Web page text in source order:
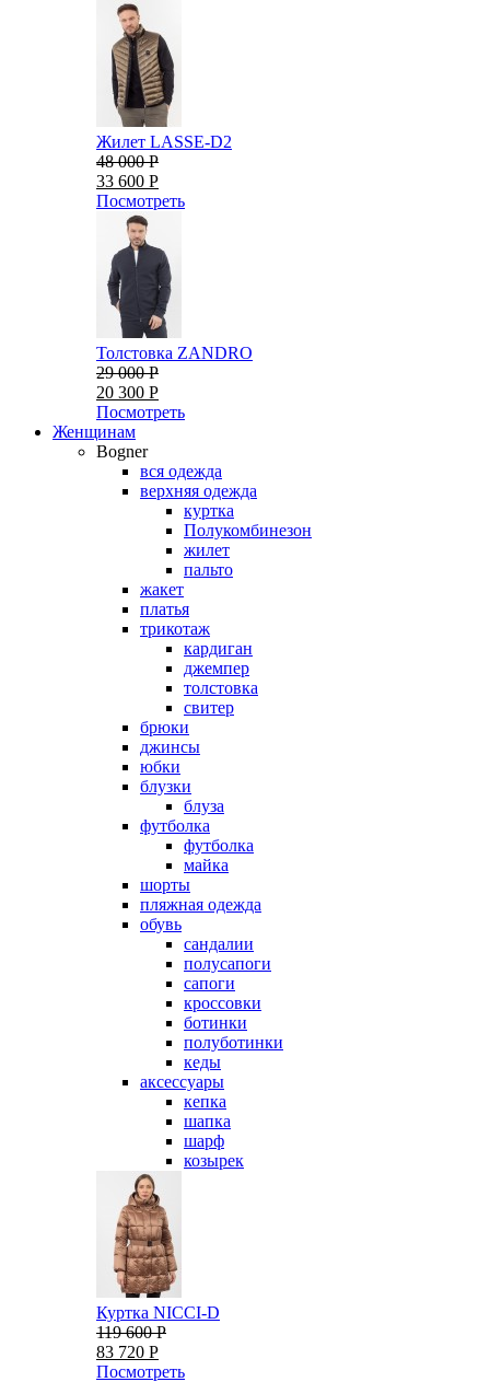
Жилет LASSE-D2
48 000 Р
33 600 Р
Посмотреть
Толстовка ZANDRO
29 000 Р
20 300 Р
Посмотреть
Женщинам
Bogner
вся одежда
верхняя одежда
куртка
Полукомбинезон
жилет
пальто
жакет
платья
трикотаж
кардиган
джемпер
толстовка
свитер
брюки
джинсы
юбки
блузки
блуза
футболка
футболка
майка
шорты
пляжная одежда
oбувь
сандалии
полусапоги
сапоги
кроссовки
ботинки
полуботинки
кеды
аксессуары
кепка
шапка
шарф
козырек
Куртка NICCI-D
119 600 Р
83 720 Р
Посмотреть